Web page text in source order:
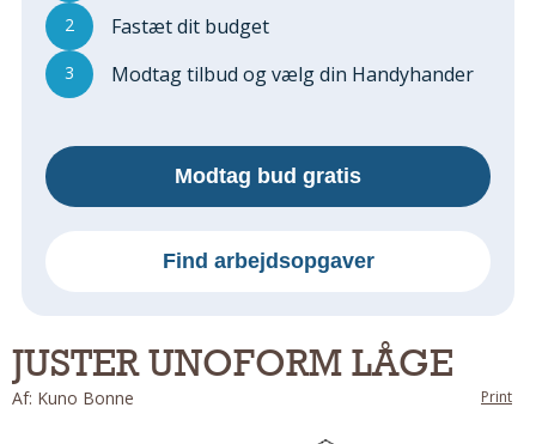
Udskiftning Og Montage
Om Materialer
Tips Og Tests
Montage Og Udskiftning
Reparation Og Vedligehold
Udendørs
Kan Det Males?
2 Fastæt dit budget
3 Modtag tilbud og vælg din Handyhander
Modtag bud gratis
Find arbejdsopgaver
JUSTER UNOFORM LÅGE
Af: Kuno Bonne Print